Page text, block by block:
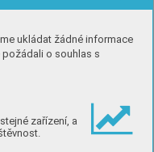
ukládat žádné informace
o souhlas s
zařízení, a